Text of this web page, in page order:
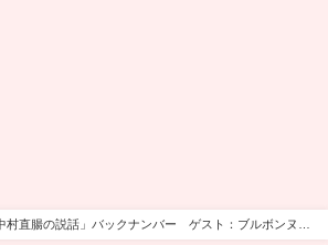
村直腸の説話」バックナンバー ゲスト：ブルボンヌさ